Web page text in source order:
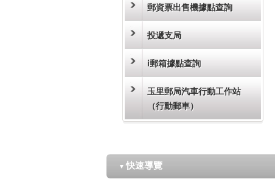
郵資票出售機據點查詢
投遞支局
i郵箱據點查詢
玉里郵局汽車行動工作站
（行動郵車）
▼ 快速導覽